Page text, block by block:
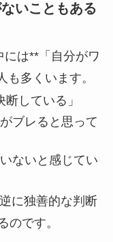
いこともある
は**「自分がワ
多くいます。
断している」
ブレると思って
ないと感じてい
に独善的な判断
のです。